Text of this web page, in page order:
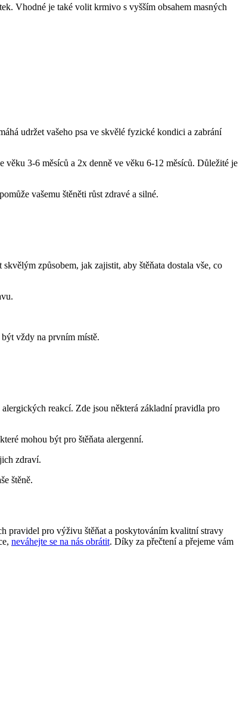
Vhodné je také volit krmivo s vyšším obsahem masných
udržet vašeho psa ve skvělé fyzické kondici a zabrání
3-6 měsíců a 2x denně ve věku 6-12 měsíců. Důležité je
vašemu štěněti růst zdravé a silné.
způsobem, jak zajistit, aby štěňata dostala vše, co
vždy na prvním místě.
reakcí. Zde jsou některá základní pravidla pro
mohou být pro štěňata alergenní.
zdraví.
štěně.
pravidel pro výživu štěňat a poskytováním kvalitní stravy
neváhejte se na nás obrátit. Díky za přečtení a přejeme vám